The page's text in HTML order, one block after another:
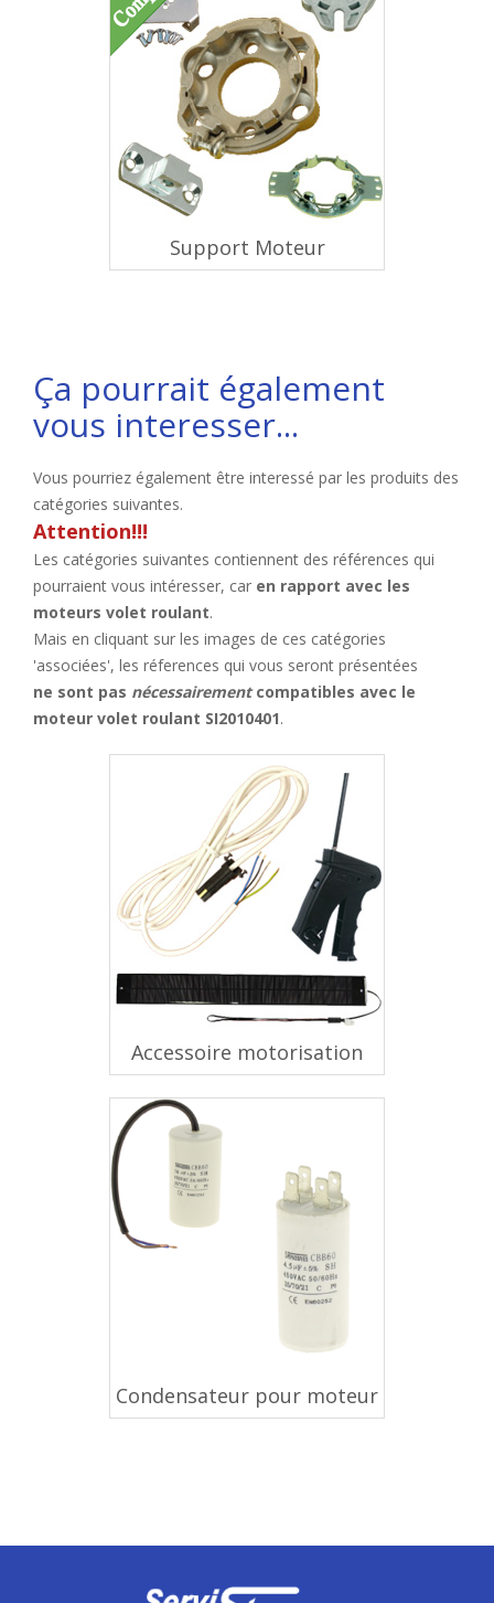
Support Moteur
Ça pourrait également
vous interesser...
Vous pourriez également être interessé par les produits des
catégories suivantes.
Attention!!!
Les catégories suivantes contiennent des références qui
pourraient vous intéresser, car en rapport avec les
moteurs volet roulant.
Mais en cliquant sur les images de ces catégories
'associées', les réferences qui vous seront présentées
ne sont pas nécessairementcompatibles avec le
moteur volet roulant SI2010401.
Accessoire motorisation
Condensateur pour moteur